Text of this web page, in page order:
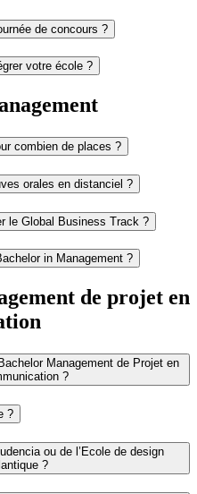
de concours ?
votre école ?
combien de places ?
orales en distanciel ?
le Global Business Track ?
in Management ?
de projet en
Management de Projet en
?
?
ou de l’Ecole de design
?